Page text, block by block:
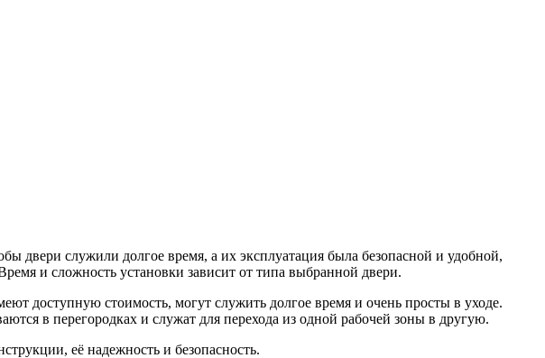
служили долгое время, а их эксплуатация была безопасной и удобной,
и сложность установки зависит от типа выбранной двери.
доступную стоимость, могут служить долгое время и очень просты в уходе.
в перегородках и служат для перехода из одной рабочей зоны в другую.
её надежность и безопасность.